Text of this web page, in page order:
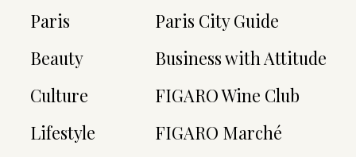
Paris
Beauty
Culture
Lifestyle
Paris City Guide
Business with Attitude
FIGARO Wine Club
FIGARO Marché